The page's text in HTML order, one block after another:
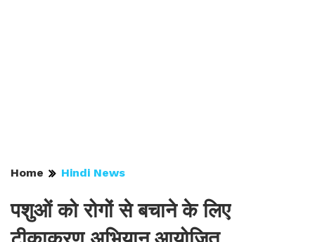
Home Hindi News
पशुओं को रोगों से बचाने के लिए